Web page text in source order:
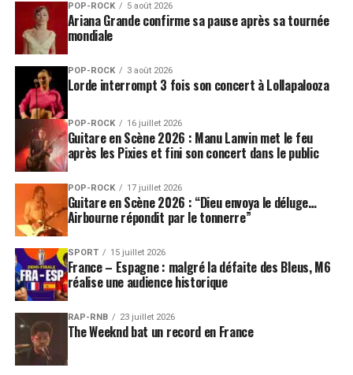
POP-ROCK 5 août 2026
Ariana Grande confirme sa pause après sa tournée
mondiale
POP-ROCK 3 août 2026
Lorde interrompt 3 fois son concert à Lollapalooza
POP-ROCK 16 juillet 2026
Guitare en Scène 2026 : Manu Lanvin met le feu
après les Pixies et fini son concert dans le public
POP-ROCK 17 juillet 2026
Guitare en Scène 2026 : “Dieu envoya le déluge…
Airbourne répondit par le tonnerre”
SPORT 15 juillet 2026
France – Espagne : malgré la défaite des Bleus, M6
réalise une audience historique
RAP-RNB 23 juillet 2026
The Weeknd bat un record en France